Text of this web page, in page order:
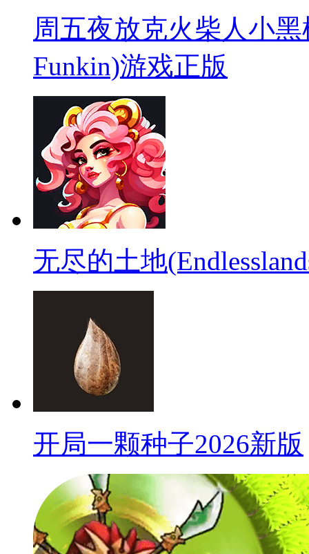
周五夜放克火柴人小黑
Funkin)游戏正版
无尽的土地
开局一颗种子2026新版